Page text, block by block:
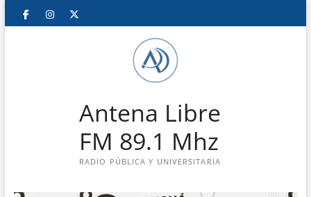
Saltar
FacebookInstagram
Antena Libre
FM 89.1 Mhz
RADIO PÚBLICA Y UNIVERSITARIA